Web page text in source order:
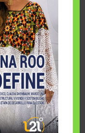
unieron
una …